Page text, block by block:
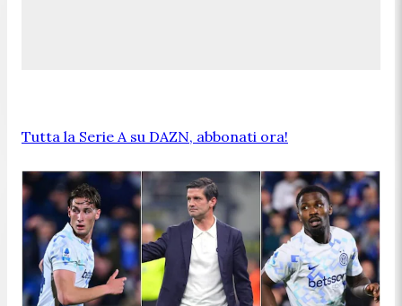
Tutta la Serie A su DAZN, abbonati ora!